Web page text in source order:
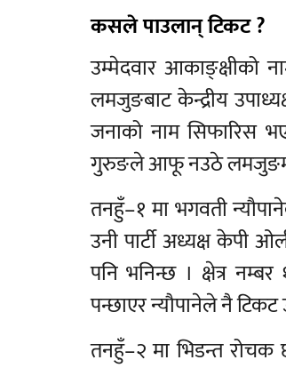
कसले पाउलान् टिकट ?
उम्मेदवार आकाङ्क्षीको
लमजुङबाट केन्द्रीय
जनाको नाम सिफारिस
गुरुङले आफू नउठे लमजुङमा
तनहुँ–१ मा भगवती
उनी पार्टी अध्यक्ष केपी
पनि भनिन्छ । क्षेत्र
पन्छाएर न्यौपानेले नै
तनहुँ–२ मा भिडन्त रोचक